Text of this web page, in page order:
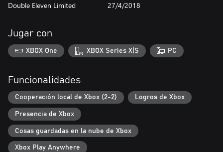
Double Eleven Limited 27/4/2018
Jugar con
XBOX One XBOX Series X|S PC
Funcionalidades
Cooperación local de Xbox (2-2) Logros de Xbox
Presencia de Xbox
Cosas guardadas en la nube de Xbox
Xbox Play Anywhere